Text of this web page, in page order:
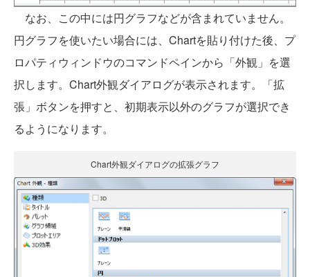
なお、この中には円グラフなどが含まれていません。
円グラフを使いたい場合には、Chartを貼り付けた後、プ
ロパティウィンドウのコマンドペインから「外観」を選
択します。Chart外観ダイアログが表示されます。「拡
張」ボタンを押すと、初期表示以外のグラフが選択でき
るようになります。
Chart外観ダイアログの拡張グラフ